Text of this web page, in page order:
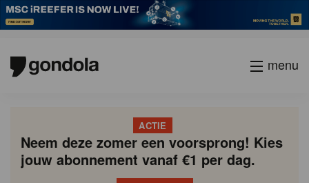
menu
ACTIE
Neem deze zomer een voorsprong! Kies
jouw abonnement vanaf €1 per dag.